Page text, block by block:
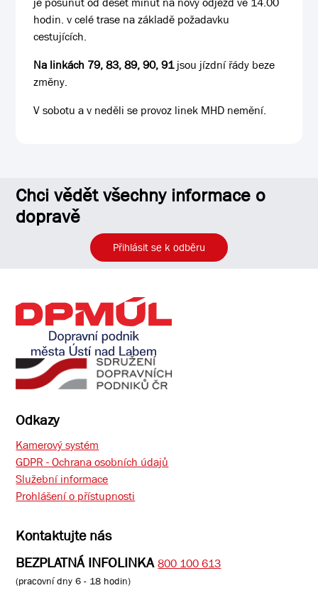
hodin. v celé trase na základě požadavku
cestujících.
Na linkách 79, 83, 89, 90, 91jsou jízdní řády beze
změny.
V sobotu a v neděli se provoz linek MHD nemění.
Chci vědět všechny informace o
dopravě
Přihlásit se k odběru
Odkazy
Kamerový systém
GDPR - Ochrana osobních údajů
Služební informace
Prohlášení o přístupnosti
Kontaktujte nás
BEZPLATNÁ INFOLINKA 800 100 613
(pracovní dny 6 - 18 hodin)